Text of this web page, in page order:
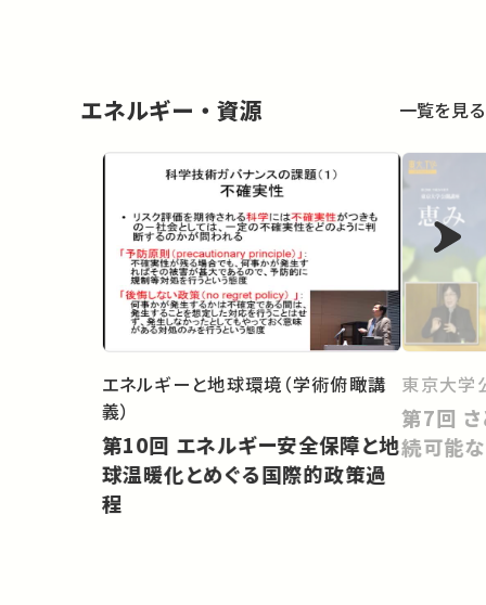
エネルギー・資源 一覧を見る
エネルギーと地球環境（学術俯瞰講
義）
第10回 エネルギー安全保障と地
球温暖化とめぐる国際的政策過
程
東京大学
第7回 さとやまの恵みとヒトの持
続可能